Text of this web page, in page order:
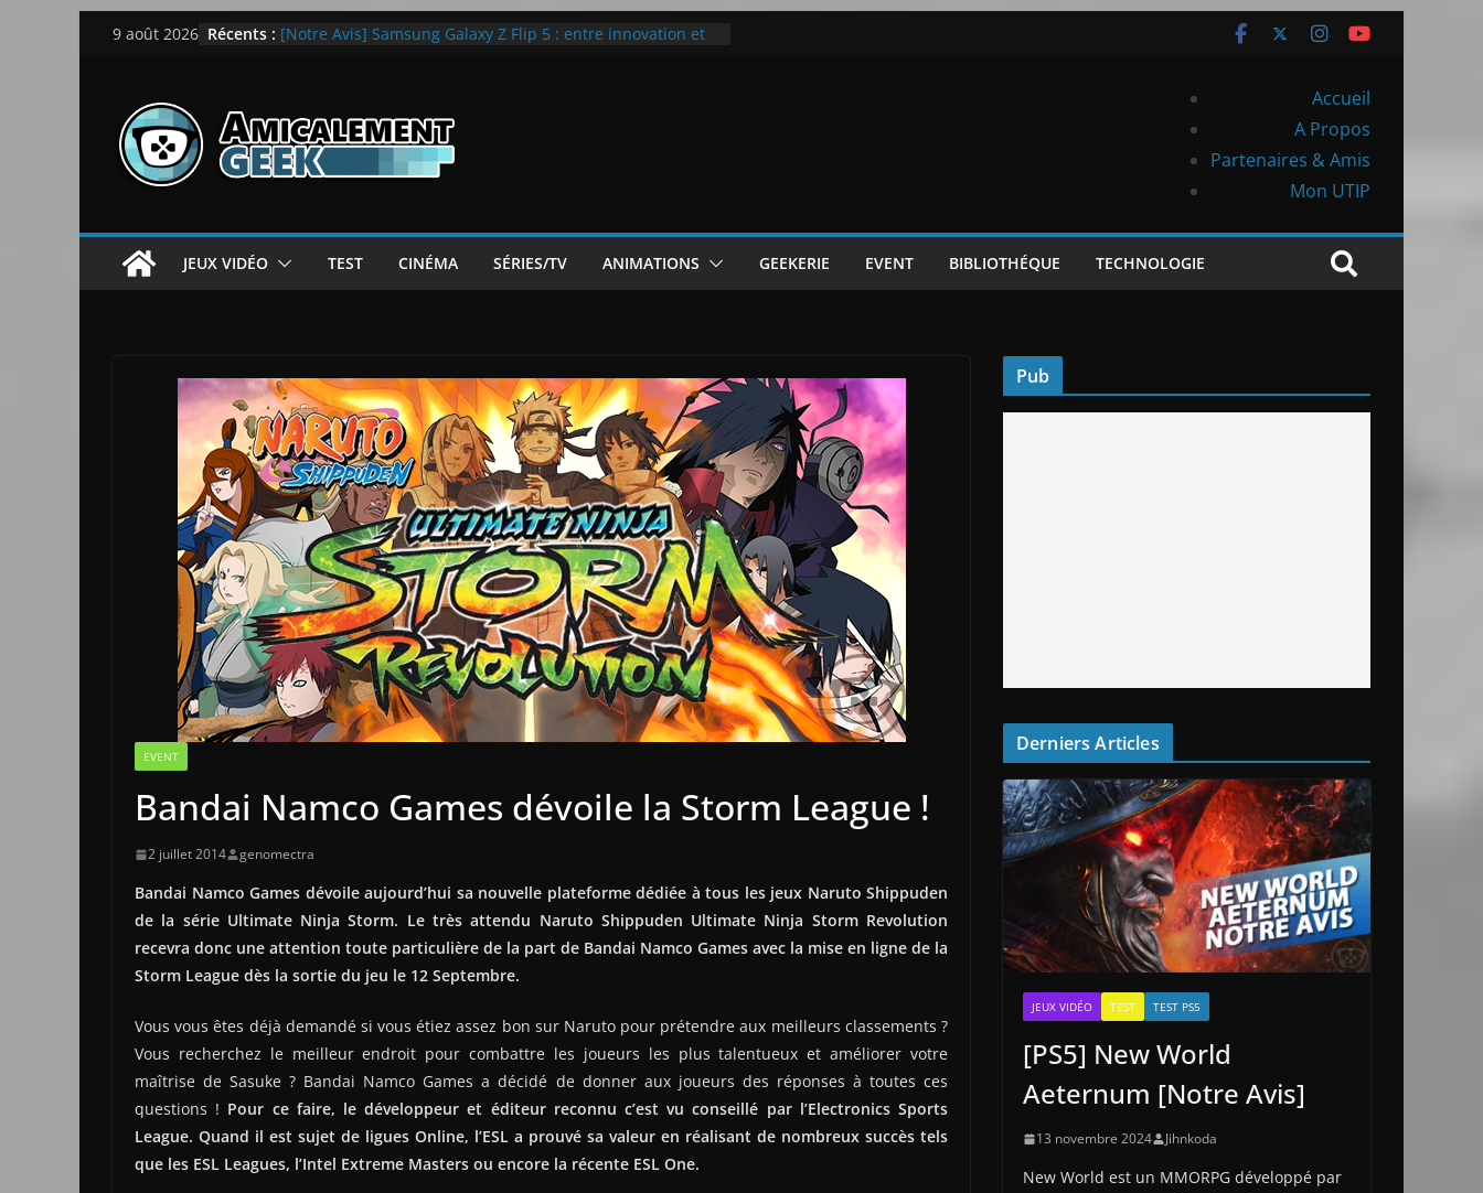
Passer9 août 2026 Récents :
LEGO dévoile la LEGO Technic McLaren P1
[Notre Avis] Samsung Galaxy Z Flip 5 : entre innovation et
[Notre Avis] Spy x Family: Code White
Accueil
A Propos
Partenaires & Amis
Mon UTIP
JEUX VIDÉO TEST CINÉMA SÉRIES/TV ANIMATIONS GEEKERIE EVENT BIBLIOTHÉQUE TECHNOLOGIE
EVENT
Bandai Namco Games dévoile la Storm League !
2 juillet 2014 genomectra
Bandai Namco Games dévoile aujourd’hui sa nouvelle plateforme dédiée à tous les jeux Naruto Shippuden
de la série Ultimate Ninja Storm. Le très attendu Naruto Shippuden Ultimate Ninja Storm Revolution
recevra donc une attention toute particulière de la part de Bandai Namco Games avec la mise en ligne de la
Storm League dès la sortie du jeu le 12 Septembre.
Vous vous êtes déjà demandé si vous étiez assez bon sur Naruto pour prétendre aux meilleurs classements ?
Vous recherchez le meilleur endroit pour combattre les joueurs les plus talentueux et améliorer votre
maîtrise de Sasuke ? Bandai Namco Games a décidé de donner aux joueurs des réponses à toutes ces
questions ! Pour ce faire, le développeur et éditeur reconnu c’est vu conseillé par l’Electronics Sports
League. Quand il est sujet de ligues Online, l’ESL a prouvé sa valeur en réalisant de nombreux succès tels
que les ESL Leagues, l’Intel Extreme Masters ou encore la récente ESL One.
Pub
Derniers Articles
JEUX VIDÉO TEST TEST PS5
[PS5] New World
Aeternum [Notre Avis]
13 novembre 2024 Jihnkoda
New World est un MMORPG développé par